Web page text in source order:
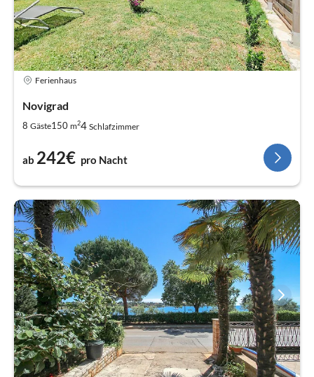
Ferienhaus
Novigrad
8 Gäste150 m24 Schlafzimmer
ab 242€ pro Nacht